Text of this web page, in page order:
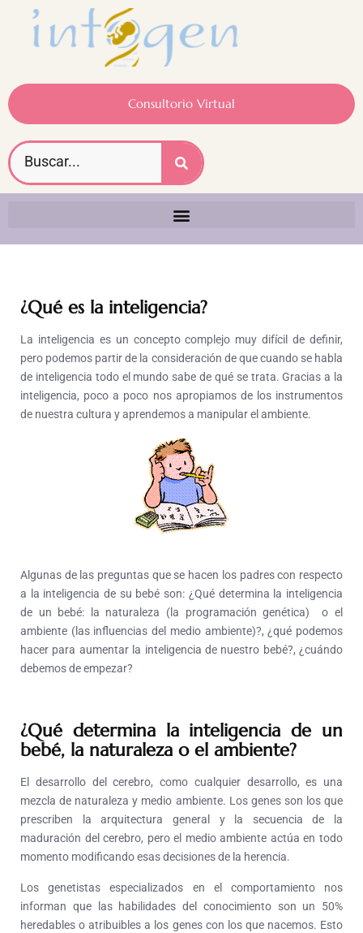
Consultorio Virtual
¿Qué es la inteligencia?
La inteligencia es un concepto complejo muy difícil de definir,
pero podemos partir de la consideración de que cuando se habla
de inteligencia todo el mundo sabe de qué se trata. Gracias a la
inteligencia, poco a poco nos apropiamos de los instrumentos
de nuestra cultura y aprendemos a manipular el ambiente.
Algunas de las preguntas que se hacen los padres con respecto
a la inteligencia de su bebé son: ¿Qué determina la inteligencia
de un bebé: la naturaleza (la programación genética) o el
ambiente (las influencias del medio ambiente)?, ¿qué podemos
hacer para aumentar la inteligencia de nuestro bebé?, ¿cuándo
debemos de empezar?
¿Qué determina la inteligencia de un
bebé, la naturaleza o el ambiente?
El desarrollo del cerebro, como cualquier desarrollo, es una
mezcla de naturaleza y medio ambiente. Los genes son los que
prescriben la arquitectura general y la secuencia de la
maduración del cerebro, pero el medio ambiente actúa en todo
momento modificando esas decisiones de la herencia.
Los genetistas especializados en el comportamiento nos
informan que las habilidades del conocimiento son un 50%
heredables o atribuibles a los genes con los que nacemos. Esto